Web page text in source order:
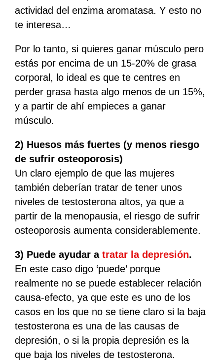
actividad del enzima aromatasa. Y esto no
te interesa…
Por lo tanto, si quieres ganar músculo pero
estás por encima de un 15-20% de grasa
corporal, lo ideal es que te centres en
perder grasa hasta algo menos de un 15%,
y a partir de ahí empieces a ganar
músculo.
2) Huesos más fuertes (y menos riesgo
de sufrir osteoporosis)
Un claro ejemplo de que las mujeres
también deberían tratar de tener unos
niveles de testosterona altos, ya que a
partir de la menopausia, el riesgo de sufrir
osteoporosis aumenta considerablemente.
3) Puede ayudar a tratar la depresión.
En este caso digo ‘puede’ porque
realmente no se puede establecer relación
causa-efecto, ya que este es uno de los
casos en los que no se tiene claro si la baja
testosterona es una de las causas de
depresión, o si la propia depresión es la
que baja los niveles de testosterona.